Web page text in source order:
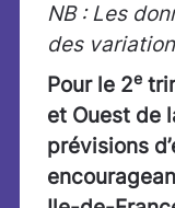
NB : Les
des
Pour le 2e
et Ouest de
prévisions